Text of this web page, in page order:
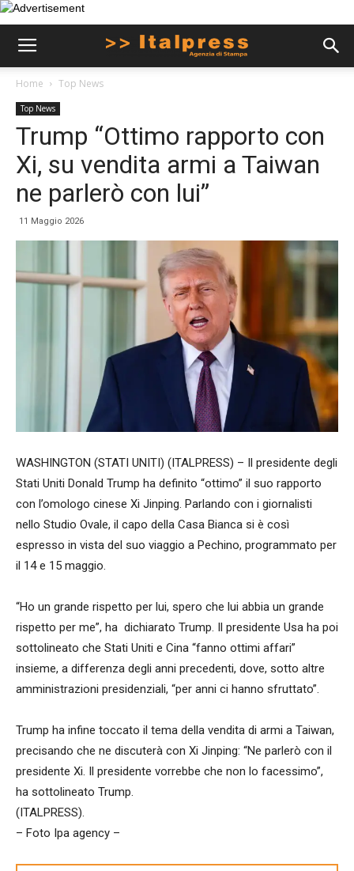
Home Top News
Top News
Trump “Ottimo rapporto con
Xi, su vendita armi a Taiwan
ne parlerò con lui”
11 Maggio 2026
WASHINGTON (STATI UNITI) (ITALPRESS) – Il presidente degli
Stati Uniti Donald Trump ha definito “ottimo” il suo rapporto
con l’omologo cinese Xi Jinping. Parlando con i giornalisti
nello Studio Ovale, il capo della Casa Bianca si è così
espresso in vista del suo viaggio a Pechino, programmato per
il 14 e 15 maggio.
“Ho un grande rispetto per lui, spero che lui abbia un grande
rispetto per me”, ha dichiarato Trump. Il presidente Usa ha poi
sottolineato che Stati Uniti e Cina “fanno ottimi affari”
insieme, a differenza degli anni precedenti, dove, sotto altre
amministrazioni presidenziali, “per anni ci hanno sfruttato”.
Trump ha infine toccato il tema della vendita di armi a Taiwan,
precisando che ne discuterà con Xi Jinping: “Ne parlerò con il
presidente Xi. Il presidente vorrebbe che non lo facessimo”,
ha sottolineato Trump.
(ITALPRESS).
– Foto Ipa agency –